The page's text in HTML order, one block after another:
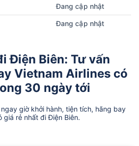
Đang cập nhật
Đang cập nhật
Điện Biên: Tư vấn
Vietnam Airlines có
30 ngày tới
giờ khởi hành, tiện tích, hãng bay
rẻ nhất đi Điện Biên.